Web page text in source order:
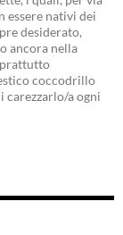
essere nativi dei
desiderato,
ancora nella
coccodrillo
carezzarlo/a ogni